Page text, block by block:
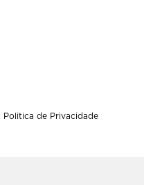
Politica de Privacidade